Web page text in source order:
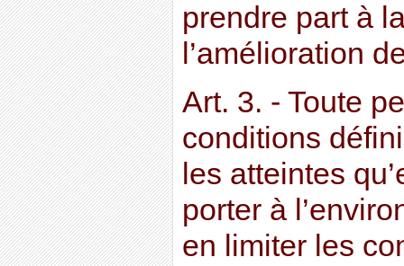
prendre part à
l’amélioration
Art. 3. - Toute
conditions
les atteintes
porter à
en limiter les